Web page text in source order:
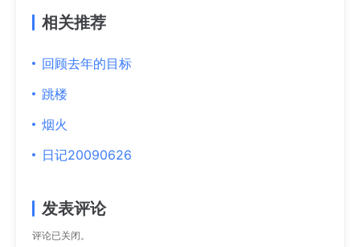
相关推荐
回顾去年的目标
跳楼
烟火
日记20090626
发表评论
评论已关闭。